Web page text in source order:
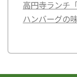
高円寺ランチ
ハンバーグの